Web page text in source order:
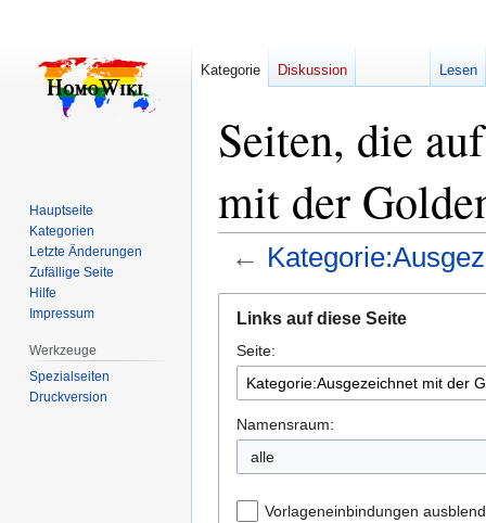
Seiten, die
mit der
←
Navigation
springen
Suche
springen
Links auf diese Seite
Seite:
Namensraum:
alle
Vorlageneinbindungen
Kategorie Diskussion Lesen
Hauptseite
Kategorien
Letzte Änderungen
Zufällige Seite
Hilfe
Impressum
Werkzeuge
Spezialseiten
Druckversion